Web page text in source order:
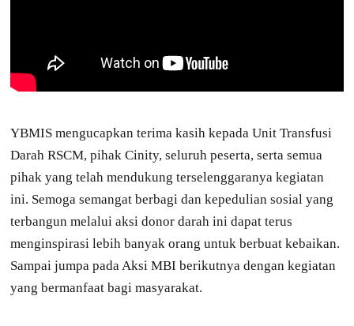
YBMIS mengucapkan terima kasih kepada Unit Transfusi
Darah RSCM, pihak Cinity, seluruh peserta, serta semua
pihak yang telah mendukung terselenggaranya kegiatan
ini. Semoga semangat berbagi dan kepedulian sosial yang
terbangun melalui aksi donor darah ini dapat terus
menginspirasi lebih banyak orang untuk berbuat kebaikan.
Sampai jumpa pada Aksi MBI berikutnya dengan kegiatan
yang bermanfaat bagi masyarakat.